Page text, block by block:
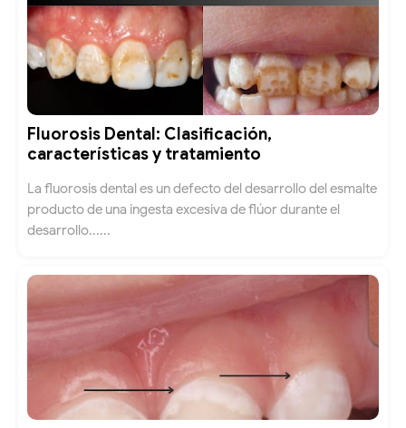
Fluorosis Dental: Clasificación,
características y tratamiento
La fluorosis dental es un defecto del desarrollo del esmalte
producto de una ingesta excesiva de flúor durante el
desarrollo......